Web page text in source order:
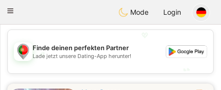
Portugues
Toggle
Mode Login
💖
💕
Finde deinen perfekten Partner
Lade jetzt unsere Dating-App herunter!